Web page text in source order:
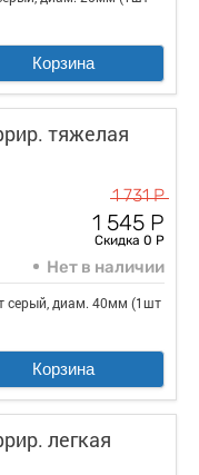
Корзина
тяжелая
1 731 Р
1 545 Р
Скидка 0 Р
Нет в наличии
серый, диам. 40мм (1шт
Корзина
легкая